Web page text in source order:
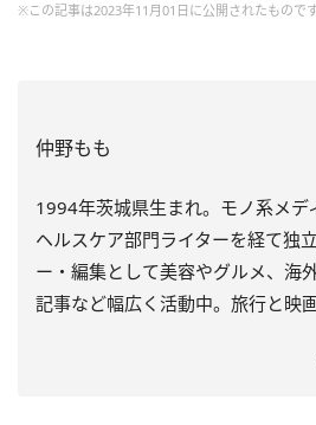
※この記事は2023年11月01日に公開されたもので
仲野もも
1994年茨城県生まれ。モノ系メデ
ヘルスケア部門ライターを経て独
ー・編集として美容やグルメ、海
記事など幅広く活動中。旅行と映